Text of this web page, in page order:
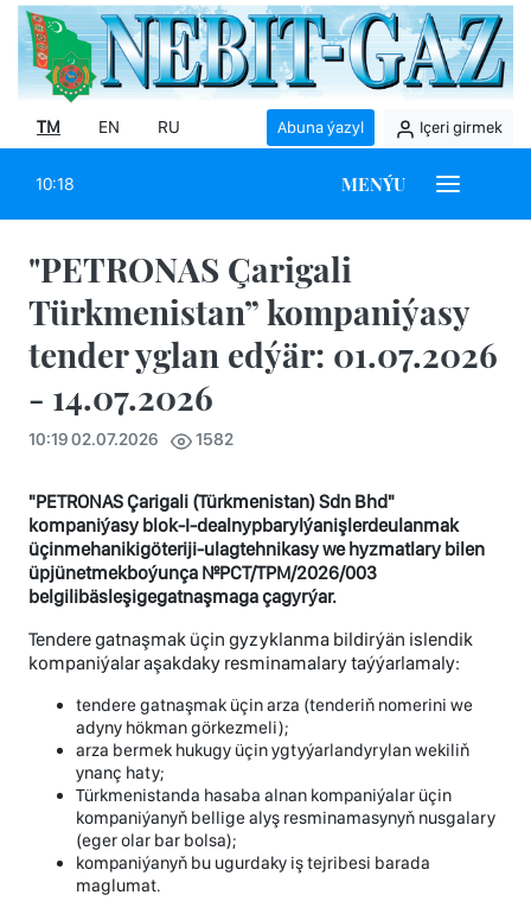
TM EN RU Abuna ýazyl Içeri girmek
10:18 MENÝU
"PETRONAS Çarigali
Türkmenistan” kompaniýasy
tender yglan edýär: 01.07.2026
- 14.07.2026
10:19 02.07.2026 1582
"PETRONAS Çarigali (Türkmenistan) Sdn Bhd"
kompaniýasy blok-I-dealnypbarylýanişlerdeulanmak
üçinmehanikigöteriji-ulagtehnikasywe hyzmatlary bilen
üpjünetmekboýunça №PCT/TPM/2026/003
belgilibäsleşigegatnaşmagaçagyrýar.
Tendere gatnaşmak üçin gyzyklanma bildirýän islendik
kompaniýalar aşakdaky resminamalary taýýarlamaly:
tendere gatnaşmak üçin arza (tenderiň nomerini we
adyny hökman görkezmeli);
arza bermek hukugy üçin ygtyýarlandyrylan wekiliň
ynanç haty;
Türkmenistanda hasaba alnan kompaniýalar üçin
kompaniýanyň bellige alyş resminamasynyň nusgalary
(eger olar bar bolsa);
kompaniýanyň bu ugurdaky iş tejribesi barada
maglumat.